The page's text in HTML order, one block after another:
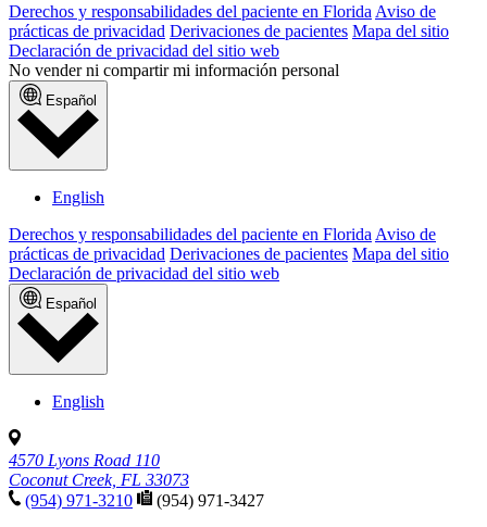
Derechos y responsabilidades del paciente en Florida Aviso de
prácticas de privacidad Derivaciones de pacientes Mapa del sitio
Declaración de privacidad del sitio web
No vender ni compartir mi información personal
Español
English
Derechos y responsabilidades del paciente en FloridaAviso de
prácticas de privacidad Derivaciones de pacientes Mapa del sitio
Declaración de privacidad del sitio web
Español
English
4570 Lyons Road 110
Coconut Creek, FL 33073
(954) 971-3210
(954) 971-3427